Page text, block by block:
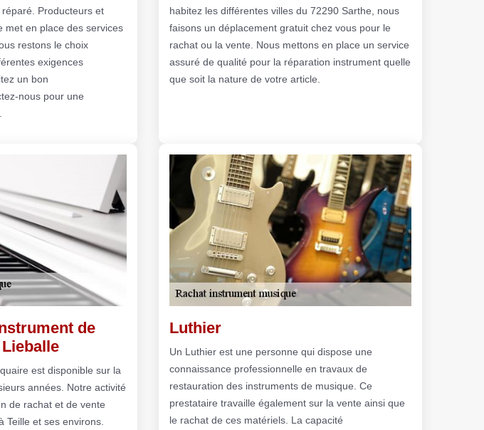
réparé. Producteurs et
met en place des services
restons le choix
exigences
un bon
nous pour une
habitez les différentes villes du 72290 Sarthe, nous
faisons un déplacement gratuit chez vous pour le
rachat ou la vente. Nous mettons en place un service
assuré de qualité pour la réparation instrument quelle
que soit la nature de votre article.
de
est disponible sur la
années. Notre activité
de rachat et de vente
Teille et ses environs.
Luthier
Un Luthier est une personne qui dispose une
connaissance professionnelle en travaux de
restauration des instruments de musique. Ce
prestataire travaille également sur la vente ainsi que
le rachat de ces matériels. La capacité